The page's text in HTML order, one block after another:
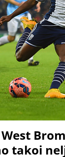
West
takoi